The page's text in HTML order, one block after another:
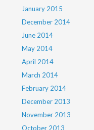
January 2015
December 2014
June 2014
May 2014
April 2014
March 2014
February 2014
December 2013
November 2013
October 2013